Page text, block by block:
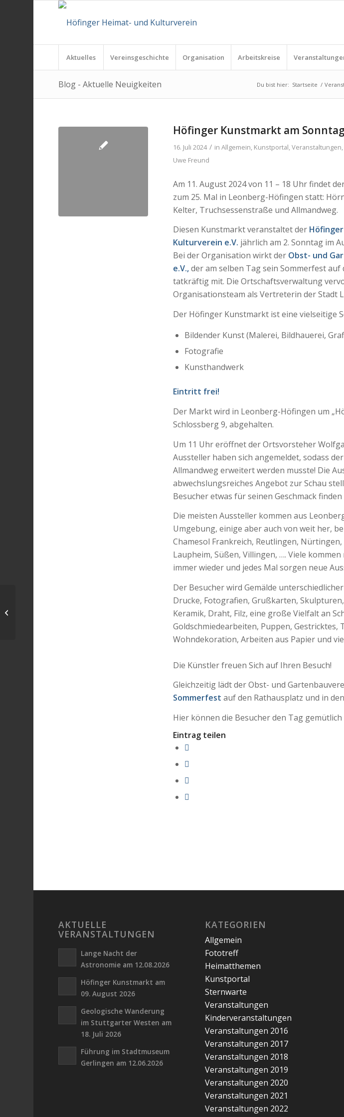
Aktuelles Vereinsgeschichte Organisation Arbeitskreise
Blog - Aktuelle Neuigkeiten Du bist hier: Startseite /
Höfinger Kunstmarkt am
16. Juli 2024 / inAllgemein, Kunstportal,Veranstaltungen
Uwe Freund
Am 11. August 2024 von 11 – 18 Uhr findet
zum 25. Mal in Leonberg-Höfingen statt:
Kelter, Truchsessenstraße und Allmandweg.
Diesen Kunstmarkt veranstaltet der
Kulturverein e.V. jährlich am 2. Sonntag im
Bei der Organisation wirkt der Obst- und
e.V.,der am selben Tag sein Sommerfest
tatkräftig mit. Die Ortschaftsverwaltung
Organisationsteam als Vertreterin der Stadt
Der Höfinger Kunstmarkt ist eine vielseitige
Bildender Kunst (Malerei, Bildhauerei,
Fotografie
Kunsthandwerk
Eintritt frei!
Der Markt wird in Leonberg-Höfingen um
Schlossberg 9, abgehalten.
Um 11 Uhr eröffnet der Ortsvorsteher
Aussteller haben sich angemeldet, sodass
Allmandweg erweitert werden musste! Die
abwechslungsreiches Angebot zur Schau
Besucher etwas für seinen Geschmack finden
Die meisten Aussteller kommen aus
Umgebung, einige aber auch von weit her,
Chamesol Frankreich, Reutlingen,
Laupheim, Süßen, Villingen, …. Viele
immer wieder und jedes Mal sorgen neue
Der Besucher wird Gemälde
Drucke, Fotografien, Grußkarten,
Keramik, Draht, Filz, eine große Vielfalt an
Goldschmiedearbeiten, Puppen, Gestricktes,
Wohndekoration, Arbeiten aus Papier und
Die Künstler freuen Sich auf Ihren Besuch!
Gleichzeitig lädt der Obst- und
Sommerfest auf den Rathausplatz und in
Hier können die Besucher den Tag
Eintrag teilen
AKTUELLE
VERANSTALTUNGEN
Lange Nacht der
Astronomie am 12.08.2026
Höfinger Kunstmarkt am
09. August 2026
Geologische Wanderung
im Stuttgarter Westen am
18. Juli 2026
Führung im Stadtmuseum
Gerlingen am 12.06.2026
KATEGORIEN
Allgemein
Fototreff
Heimatthemen
Kunstportal
Sternwarte
Veranstaltungen
Kinderveranstaltungen
Veranstaltungen 2016
Veranstaltungen 2017
Veranstaltungen 2018
Veranstaltungen 2019
Veranstaltungen 2020
Veranstaltungen 2021
Veranstaltungen 2022